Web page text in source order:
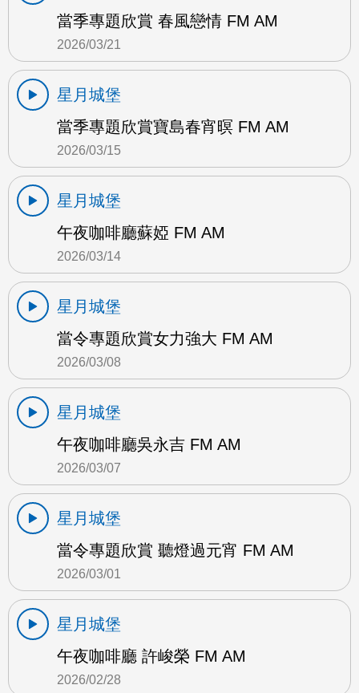
當季專題欣賞 春風戀情 FM AM
2026/03/21
星月城堡
當季專題欣賞寶島春宵暝 FM AM
2026/03/15
星月城堡
午夜咖啡廳蘇婭 FM AM
2026/03/14
星月城堡
當令專題欣賞女力強大 FM AM
2026/03/08
星月城堡
午夜咖啡廳吳永吉 FM AM
2026/03/07
星月城堡
當令專題欣賞 聽燈過元宵 FM AM
2026/03/01
星月城堡
午夜咖啡廳 許峻榮 FM AM
2026/02/28